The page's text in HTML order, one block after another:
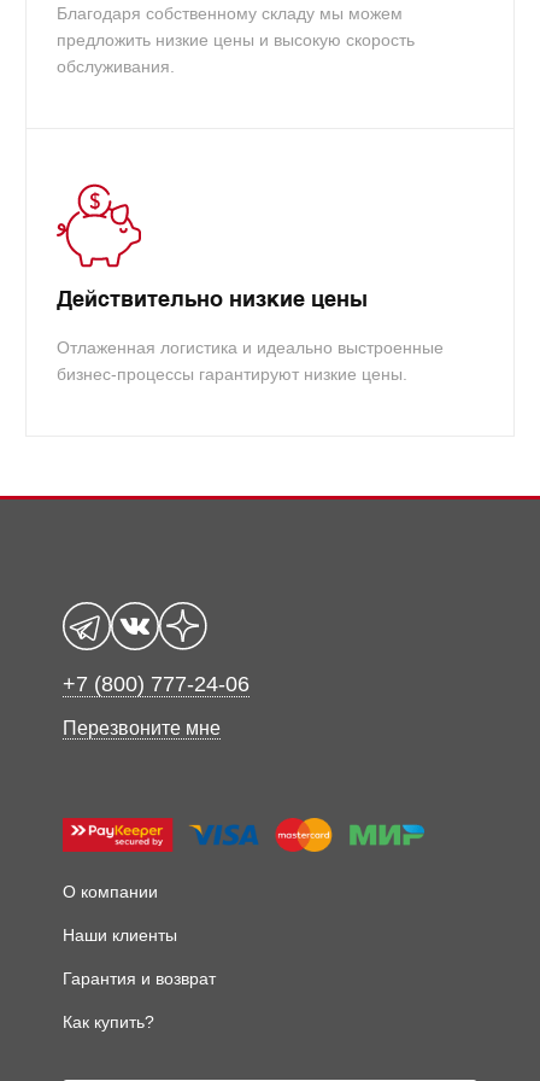
Благодаря собственному складу мы можем
предложить низкие цены и высокую скорость
обслуживания.
Действительно низкие цены
Отлаженная логистика и идеально выстроенные
бизнес-процессы гарантируют низкие цены.
+7 (800) 777-24-06
Перезвоните мне
О компании
Наши клиенты
Гарантия и возврат
Как купить?